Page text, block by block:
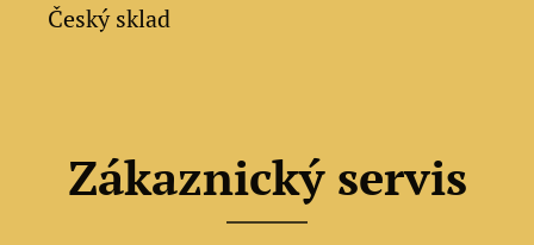
✔ Český sklad
Zákaznický servis